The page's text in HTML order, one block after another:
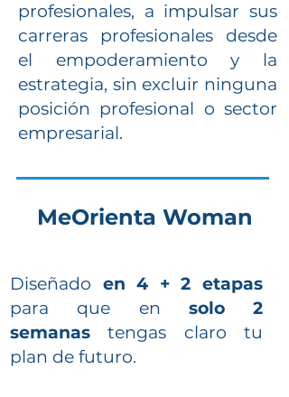
profesionales, a impulsar sus
carreras profesionales desde
el empoderamiento y la
estrategia, sin excluir ninguna
posición profesional o sector
empresarial.
MeOrienta Woman
Diseñado en 4 + 2 etapas
para que en solo 2
semanastengas claro tu
plan de futuro.